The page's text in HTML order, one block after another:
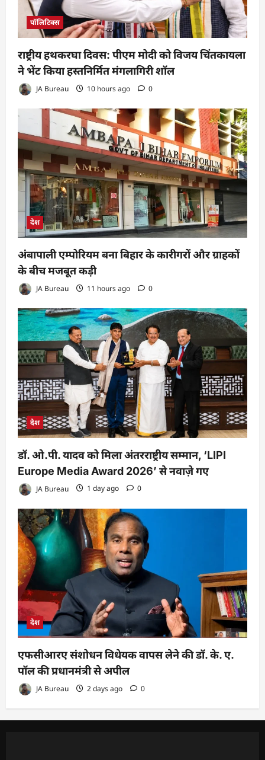
पॉलिटिक्स
राष्ट्रीय हथकरघा दिवस: पीएम मोदी को विजय चिंतकायला
ने भेंट किया हस्तनिर्मित मंगलागिरी शॉल
JA Bureau 10 hours ago 0
देश
अंबापाली एम्पोरियम बना बिहार के कारीगरों और ग्राहकों
के बीच मजबूत कड़ी
JA Bureau 11 hours ago 0
देश
डॉ. ओ.पी. यादव को मिला अंतरराष्ट्रीय सम्मान, ‘LIPI
Europe Media Award 2026’ से नवाज़े गए
JA Bureau 1 day ago 0
देश
एफसीआरए संशोधन विधेयक वापस लेने की डॉ. के. ए.
पॉल की प्रधानमंत्री से अपील
JA Bureau 2 days ago 0